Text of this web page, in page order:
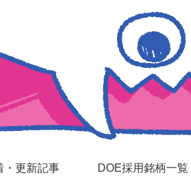
・更新記事 DOE採用銘柄一覧